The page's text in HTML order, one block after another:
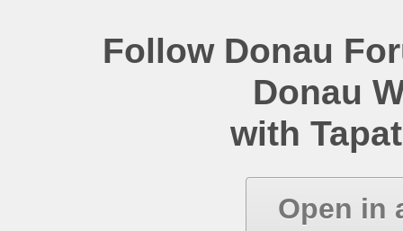
Follow Donau
Donau
with
Open in